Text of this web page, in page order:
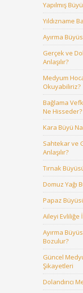
Yapılmış
Yıldızname
Ayırma
Gerçek ve
Anlaşılır?
Medyum
Okuyabiliriz?
Bağlama
Ne Hisseder?
Kara Büyü
Sahtekar ve
Anlaşılır?
Tırnak
Domuz Yağı
Papaz
Aileyi Evliliğe
Ayırma
Bozulur?
Güncel
Şikayetleri
Dolandırıcı